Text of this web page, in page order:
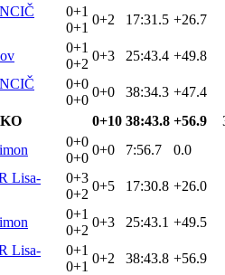
0+1
0+1
0+2 17:31.5 +26.7
0+1
0+2
0+3 25:43.4 +49.8
0+0
0+0
0+0 38:34.3 +47.4
0+10 38:43.8 +56.9
0+0
0+0
0+0 7:56.7 0.0
Lisa-
0+3
0+2
0+5 17:30.8 +26.0
0+1
0+2
0+3 25:43.1 +49.5
Lisa-
0+1
0+1
0+2 38:43.8 +56.9